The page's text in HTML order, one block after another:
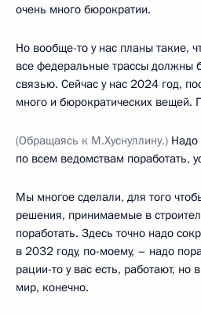
очень много бюрократии.
Но вообще-то у нас планы такие,
все федеральные трассы должны
связью. Сейчас у нас 2024 год,
много и бюрократических вещей.
(Обращаясь к М.Хуснуллину.) Надо
по всем ведомствам поработать,
Мы многое сделали, для того
решения, принимаемые в
поработать. Здесь точно надо
в 2032 году, по-моему, – надо
рации-то у вас есть, работают,
мир, конечно.